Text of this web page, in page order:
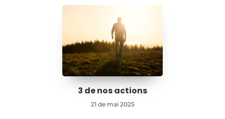
3 de nos actions
21 de mai 2025